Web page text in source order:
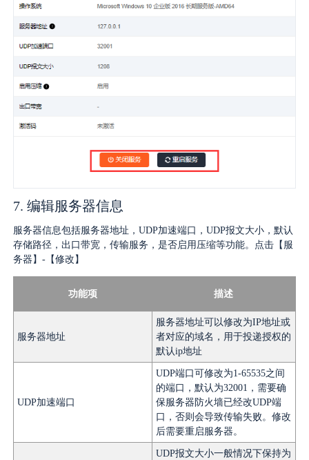
7. 编辑服务器信息
服务器信息包括服务器地址，UDP加速端口，UDP报文大小，默认
存储路径，出口带宽，传输服务，是否启用压缩等功能。点击【服
务器】-【修改】
功能项 描述
服务器地址
服务器地址可以修改为IP地址或
者对应的域名，用于投递授权的
默认ip地址
UDP加速端口
UDP端口可修改为1-65535之间
的端口，默认为32001，需要确
保服务器防火墙已经改UDP端
口，否则会导致传输失败。修改
后需要重启服务器。
UDP报文大小一般情况下保持为